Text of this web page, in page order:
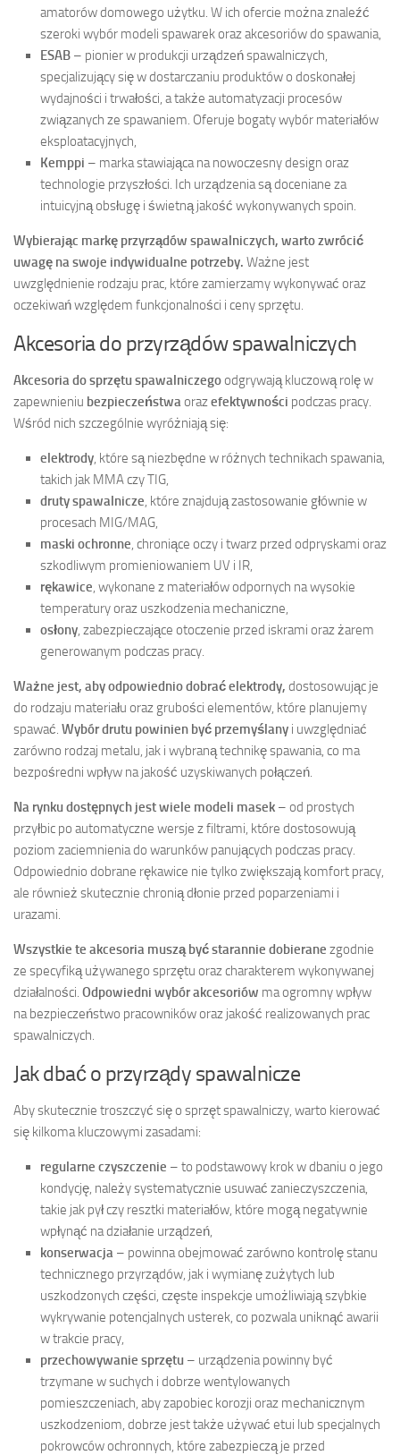
amatorów domowego użytku. W ich ofercie można znaleźć
szeroki wybór modeli spawarek oraz akcesoriów do spawania,
ESAB – pionier w produkcji urządzeń spawalniczych,
specjalizujący się w dostarczaniu produktów o doskonałej
wydajności i trwałości, a także automatyzacji procesów
związanych ze spawaniem. Oferuje bogaty wybór materiałów
eksploatacyjnych,
Kemppi – marka stawiająca na nowoczesny design oraz
technologie przyszłości. Ich urządzenia są doceniane za
intuicyjną obsługę i świetną jakość wykonywanych spoin.
Wybierając markę przyrządów spawalniczych, warto zwrócić
uwagę na swoje indywidualne potrzeby. Ważne jest
uwzględnienie rodzaju prac, które zamierzamy wykonywać oraz
oczekiwań względem funkcjonalności i ceny sprzętu.
Akcesoria do przyrządów spawalniczych
Akcesoria do sprzętu spawalniczegoodgrywają kluczową rolę w
zapewnieniu bezpieczeństwaorazefektywności podczas pracy.
Wśród nich szczególnie wyróżniają się:
elektrody, które są niezbędne w różnych technikach spawania,
takich jak MMA czy TIG,
druty spawalnicze, które znajdują zastosowanie głównie w
procesach MIG/MAG,
maski ochronne, chroniące oczy i twarz przed odpryskami oraz
szkodliwym promieniowaniem UV i IR,
rękawice, wykonane z materiałów odpornych na wysokie
temperatury oraz uszkodzenia mechaniczne,
osłony, zabezpieczające otoczenie przed iskrami oraz żarem
generowanym podczas pracy.
Ważne jest, aby odpowiednio dobrać elektrody, dostosowując je
do rodzaju materiału oraz grubości elementów, które planujemy
spawać. Wybór drutu powinien być przemyślany i uwzględniać
zarówno rodzaj metalu, jak i wybraną technikę spawania, co ma
bezpośredni wpływ na jakość uzyskiwanych połączeń.
Na rynku dostępnych jest wiele modeli masek – od prostych
przyłbic po automatyczne wersje z filtrami, które dostosowują
poziom zaciemnienia do warunków panujących podczas pracy.
Odpowiednio dobrane rękawice nie tylko zwiększają komfort pracy,
ale również skutecznie chronią dłonie przed poparzeniami i
urazami.
Wszystkie te akcesoria muszą być starannie dobierane zgodnie
ze specyfiką używanego sprzętu oraz charakterem wykonywanej
działalności. Odpowiedni wybór akcesoriów ma ogromny wpływ
na bezpieczeństwo pracowników oraz jakość realizowanych prac
spawalniczych.
Jak dbać o przyrządy spawalnicze
Aby skutecznie troszczyć się o sprzęt spawalniczy, warto kierować
się kilkoma kluczowymi zasadami:
regularne czyszczenie – to podstawowy krok w dbaniu o jego
kondycję, należy systematycznie usuwać zanieczyszczenia,
takie jak pył czy resztki materiałów, które mogą negatywnie
wpłynąć na działanie urządzeń,
konserwacja – powinna obejmować zarówno kontrolę stanu
technicznego przyrządów, jak i wymianę zużytych lub
uszkodzonych części, częste inspekcje umożliwiają szybkie
wykrywanie potencjalnych usterek, co pozwala uniknąć awarii
w trakcie pracy,
przechowywanie sprzętu – urządzenia powinny być
trzymane w suchych i dobrze wentylowanych
pomieszczeniach, aby zapobiec korozji oraz mechanicznym
uszkodzeniom, dobrze jest także używać etui lub specjalnych
pokrowców ochronnych, które zabezpieczą je przed